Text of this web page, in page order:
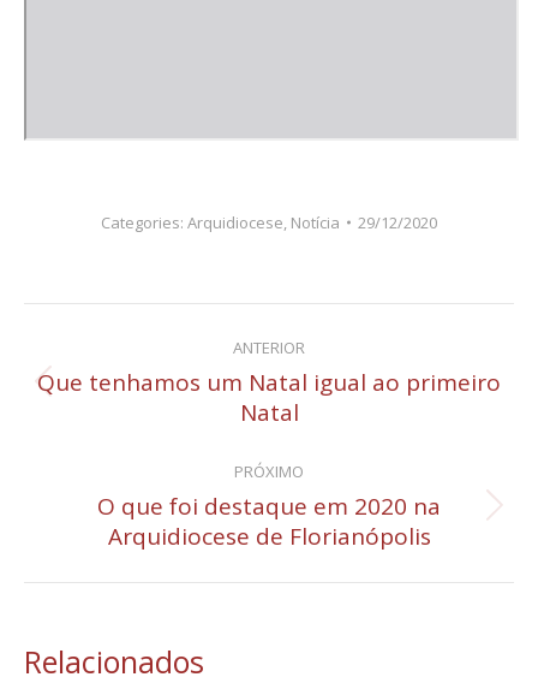
Categories: Arquidiocese, Notícia 29/12/2020
Navegação
de
ANTERIOR
Post
anterior:
Que tenhamos um Natal igual ao primeiro
Natal
PRÓXIMO
Próximo
post:
O que foi destaque em 2020 na
Arquidiocese de Florianópolis
Relacionados